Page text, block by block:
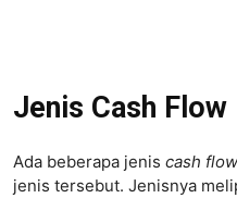
Jenis Cash Flow
Ada beberapa jenis cash flow
jenis tersebut. Jenisnya